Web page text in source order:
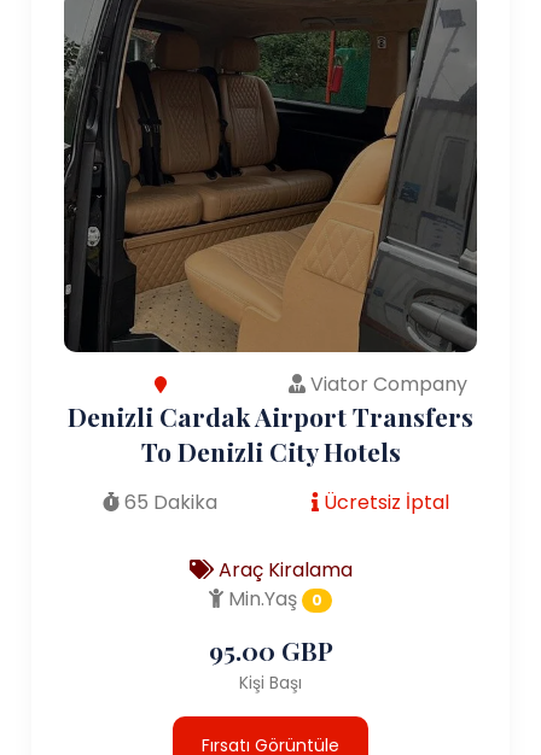
Viator Company
Denizli Cardak Airport Transfers
To Denizli City Hotels
65 Dakika Ücretsiz İptal
Araç Kiralama
Min.Yaş
0
95.00 GBP
Kişi Başı
Fırsatı Görüntüle